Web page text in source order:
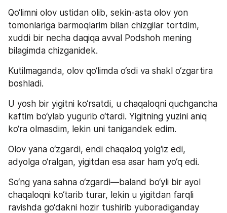
Qo‘limni olov ustidan olib, sekin-asta olov yon
tomonlariga barmoqlarim bilan chizgilar tortdim,
xuddi bir necha daqiqa avval Podshoh mening
bilagimda chizganidek.
Kutilmaganda, olov qo‘limda o‘sdi va shakl o‘zgartira
boshladi.
U yosh bir yigitni ko‘rsatdi, u chaqaloqni quchgancha
kaftim bo‘ylab yugurib o‘tardi. Yigitning yuzini aniq
ko‘ra olmasdim, lekin uni tanigandek edim.
Olov yana o‘zgardi, endi chaqaloq yolg‘iz edi,
adyolga o‘ralgan, yigitdan esa asar ham yo‘q edi.
So‘ng yana sahna o‘zgardi—baland bo‘yli bir ayol
chaqaloqni ko‘tarib turar, lekin u yigitdan farqli
ravishda go‘dakni hozir tushirib yuboradiganday